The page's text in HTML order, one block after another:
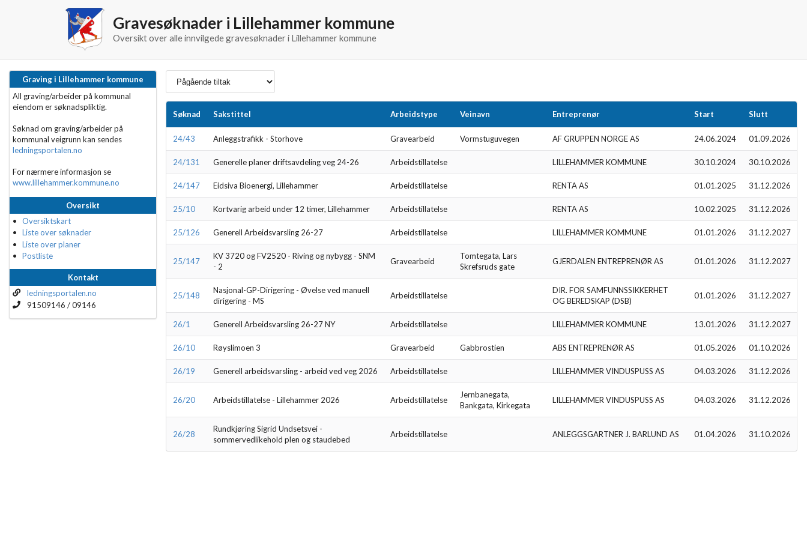
Gravesøknader i Lillehammer kommune
Oversikt over alle innvilgede gravesøknader i Lillehammer kommune
Graving i Lillehammer kommune
All graving/arbeider på kommunal
eiendom er søknadspliktig.
Søknad om graving/arbeider på
kommunal veigrunn kan sendes
ledningsportalen.no
For nærmere informasjon se
www.lillehammer.kommune.no
Oversikt
Oversiktskart
Liste over søknader
Liste over planer
Postliste
Kontakt
ledningsportalen.no
91509146 / 09146
Søknad Sakstittel Arbeidstype Veinavn Entreprenør Start Slutt
24/43 Anleggstrafikk - Storhove Gravearbeid Vormstuguvegen AF GRUPPEN NORGE AS 24.06.2024 01.09.2026
24/131 Generelle planer driftsavdeling veg 24-26 Arbeidstillatelse LILLEHAMMER KOMMUNE 30.10.2024 30.10.2026
24/147 Eidsiva Bioenergi, Lillehammer Arbeidstillatelse RENTA AS 01.01.2025 31.12.2026
25/10 Kortvarig arbeid under 12 timer, Lillehammer Arbeidstillatelse RENTA AS 10.02.2025 31.12.2026
25/126 Generell Arbeidsvarsling 26-27 Arbeidstillatelse LILLEHAMMER KOMMUNE 01.01.2026 31.12.2027
25/147
KV 3720 og FV2520 - Riving og nybygg - SNM
- 2
Gravearbeid
Tomtegata, Lars
Skrefsruds gate
GJERDALEN ENTREPRENØR AS 01.01.2026 31.12.2027
25/148
Nasjonal-GP-Dirigering - Øvelse ved manuell
dirigering - MS
Arbeidstillatelse
DIR. FOR SAMFUNNSSIKKERHET
OG BEREDSKAP (DSB)
01.01.2026 31.12.2027
26/1 Generell Arbeidsvarsling 26-27 NY Arbeidstillatelse LILLEHAMMER KOMMUNE 13.01.2026 31.12.2027
26/10 Røyslimoen 3 Gravearbeid Gabbrostien ABS ENTREPRENØR AS 01.05.2026 01.10.2026
26/19 Generell arbeidsvarsling - arbeid ved veg 2026 Arbeidstillatelse LILLEHAMMER VINDUSPUSS AS 04.03.2026 31.12.2026
26/20 Arbeidstillatelse - Lillehammer 2026 Arbeidstillatelse
Jernbanegata,
Bankgata, Kirkegata
LILLEHAMMER VINDUSPUSS AS 04.03.2026 31.12.2026
26/28
Rundkjøring Sigrid Undsetsvei -
sommervedlikehold plen og staudebed
Arbeidstillatelse ANLEGGSGARTNER J. BARLUND AS 01.04.2026 31.10.2026